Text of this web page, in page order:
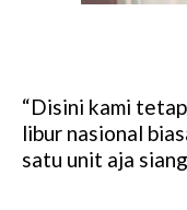
“Disini kami
libur nasional
satu unit aja